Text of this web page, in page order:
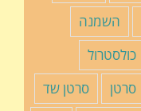
השמנה
כולסטרול
סרטן
סרטן שד